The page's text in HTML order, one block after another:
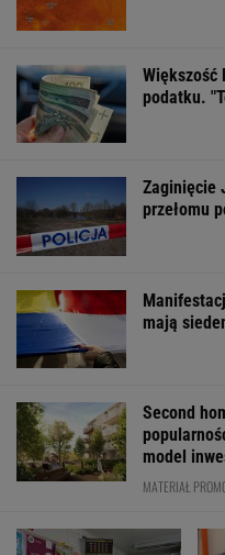
Większość
podatku.
Zaginięcie
przełomu
mają
Second
model
MATERIAŁ